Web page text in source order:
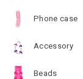
Phone case
Accessory
Beads